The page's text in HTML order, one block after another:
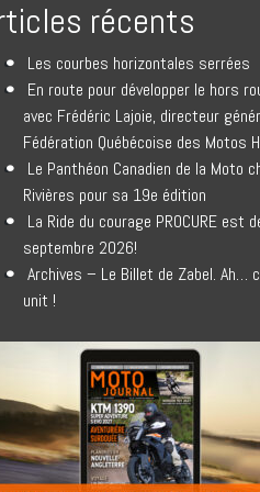
récents
Les courbes horizontales serrées
En route pour développer le hors
avec Frédéric Lajoie, directeur
Fédération Québécoise des Motos
Le Panthéon Canadien de la Moto
Rivières pour sa 19e édition
La Ride du courage PROCURE est
septembre 2026!
Archives – Le Billet de Zabel. Ah…
unit !